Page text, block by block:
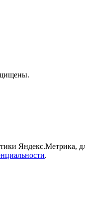
Яндекс.Метрика,
.